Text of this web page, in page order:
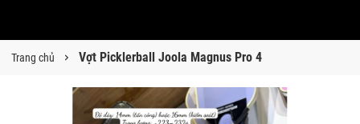
Trang chủ Vợt Picklerball Joola Magnus Pro 4